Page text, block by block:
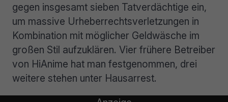
gegen insgesamt sieben Tatverdächtige ein,
um massive Urheberrechtsverletzungen in
Kombination mit möglicher Geldwäsche im
großen Stil aufzuklären. Vier frühere Betreiber
von HiAnime hat man festgenommen, drei
weitere stehen unter Hausarrest.